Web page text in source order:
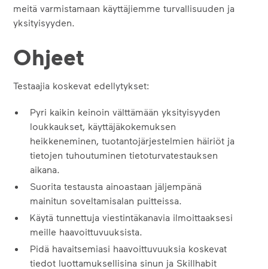
meitä varmistamaan käyttäjiemme turvallisuuden ja
yksityisyyden.
Ohjeet
Testaajia koskevat edellytykset:
Pyri kaikin keinoin välttämään yksityisyyden
loukkaukset, käyttäjäkokemuksen
heikkeneminen, tuotantojärjestelmien häiriöt ja
tietojen tuhoutuminen tietoturvatestauksen
aikana.
Suorita testausta ainoastaan jäljempänä
mainitun soveltamisalan puitteissa.
Käytä tunnettuja viestintäkanavia ilmoittaaksesi
meille haavoittuvuuksista.
Pidä havaitsemiasi haavoittuvuuksia koskevat
tiedot luottamuksellisina sinun ja Skillhabit